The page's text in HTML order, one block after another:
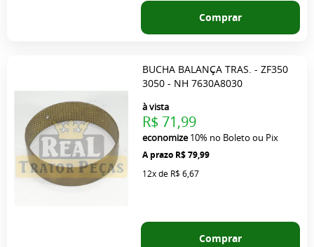
Comprar
BUCHA BALANÇA TRAS. - ZF350
3050 - NH 7630A8030
R$ 79,99
à vista
R$ 71,99
economize10% no Boleto ou Pix
12xde R$ 6,67
Comprar